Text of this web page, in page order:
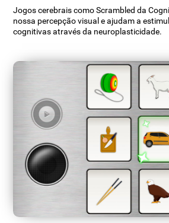
Jogos cerebrais como Scrambled da
nossa percepção visual e ajudam a
cognitivas através da neuroplasticidade.